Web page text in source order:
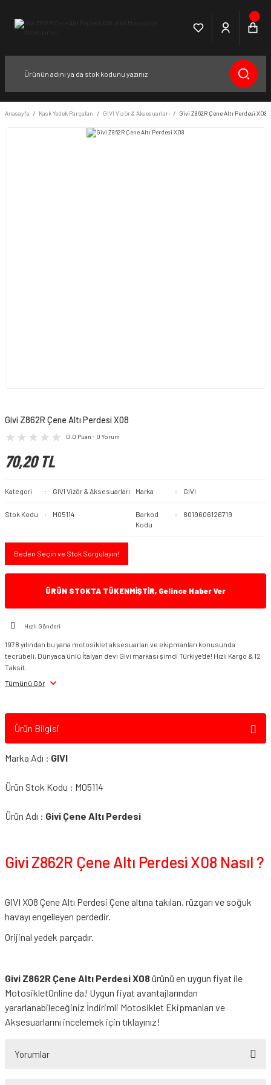
Anasayfa Kask Yedek Parçaları GIVI Vizör & Aksesuarları Givi Z862R Çene Altı Perdesi X08
Givi Z862R Çene Altı Perdesi X08
0.0 Puan - 0 Yorum
70,20 TL
Kategori GIVI Vizör & Aksesuarları Marka GIVI
Stok Kodu M05114
Barkod
Kodu
8019606126719
Beden Seçin ve Stok Sorgulayın!
ÜRÜN STOKTA TÜKENMİŞTİR, Gelince Haber Ver
Hızlı Gönderi
1978 yılından bu yana motosiklet aksesuarları ve ekipmanları konusunda
tecrübeli, Dünyaca ünlü İtalyan devi Givi markası şimdi Türkiye'de! Hızlı Kargo & 12
Taksit.
Tümünü Gör
Ürün Bilgisi
Marka Adı : GIVI
Ürün Stok Kodu : M05114
Ürün Adı : Givi Çene Altı Perdesi
Givi Z862R Çene Altı Perdesi X08 Nasıl ?
GIVI X08 Çene Altı Perdesi Çene altına takılan, rüzgarı ve soğuk
havayı engelleyen perdedir.
Orijinal yedek parçadır.
Givi Z862R Çene Altı Perdesi X08ürünü en uygun fiyat ile
MotosikletOnline da! Uygun fiyat avantajlarından
yararlanabileceğiniz İndirimli Motosiklet Ekipmanları ve
Aksesuarlarını incelemek için tıklayınız!
Yorumlar